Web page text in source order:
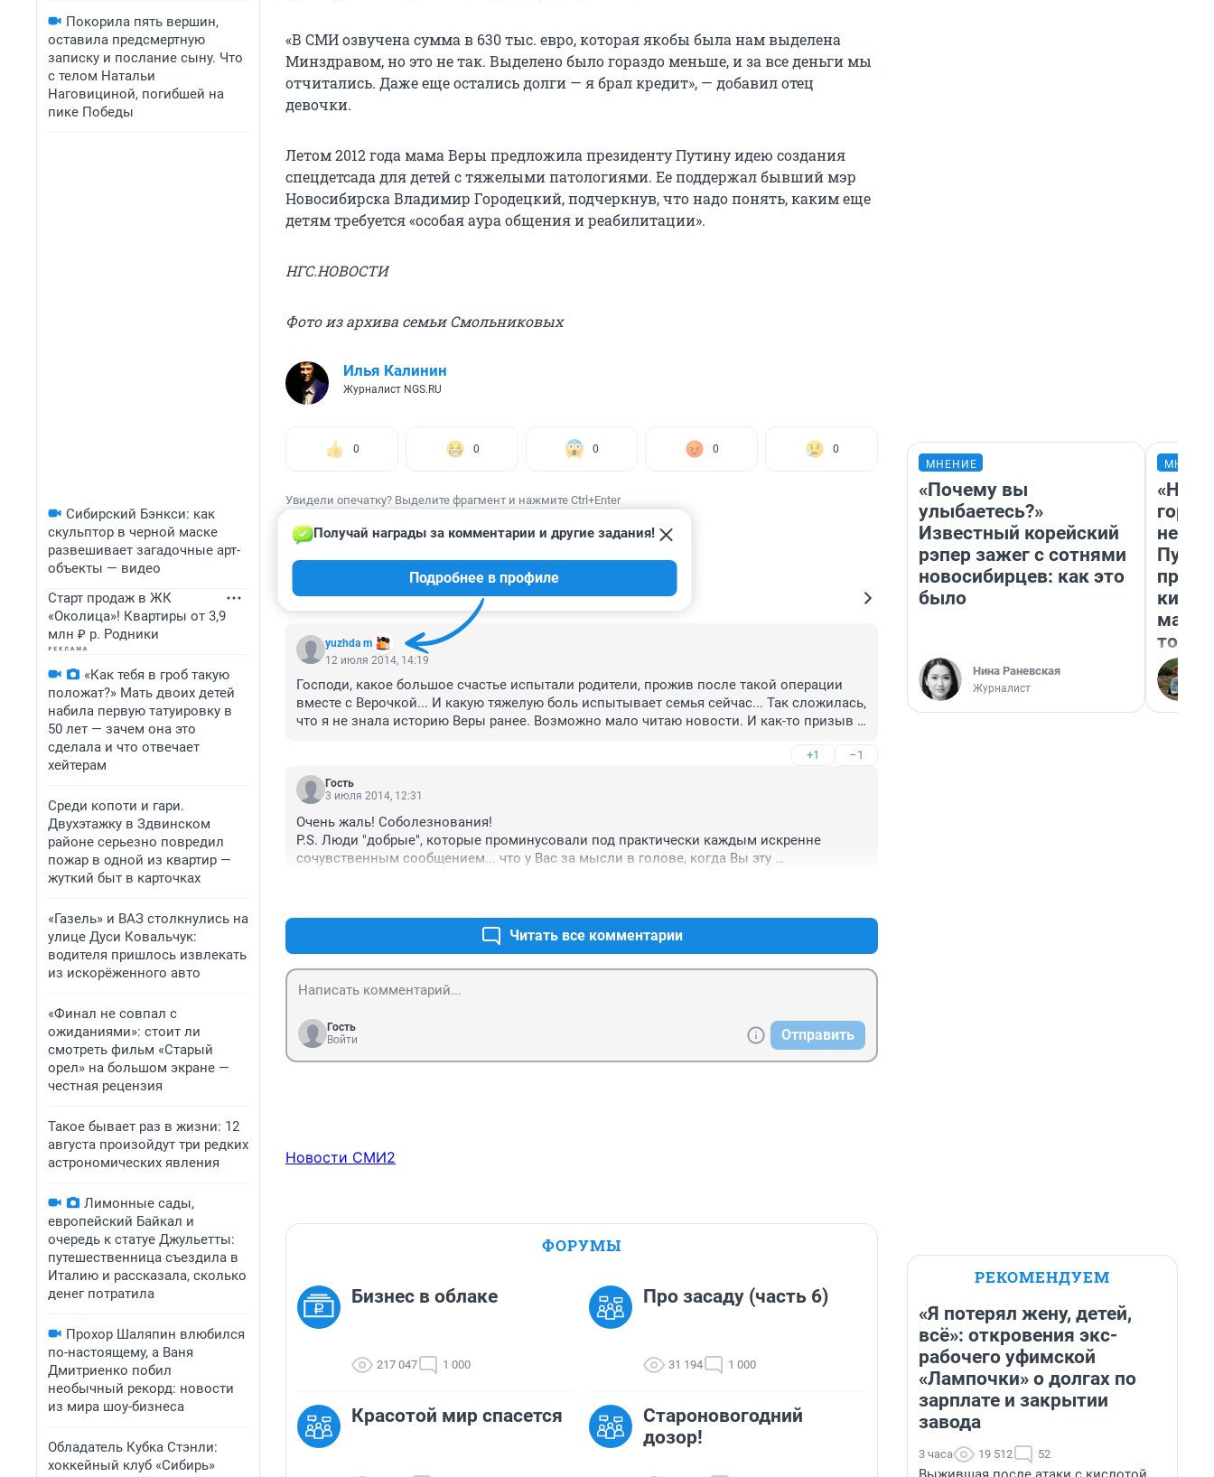
Покорила пять вершин,
оставила предсмертную
записку и послание сыну. Что
с телом Натальи
Наговициной, погибшей на
пике Победы
Сибирский Бэнкси: как
скульптор в черной маске
развешивает загадочные арт-
объекты — видео
Старт продаж в ЖК
«Околица»! Квартиры от 3,9
млн ₽ р. Родники
«Как тебя в гроб такую
положат?» Мать двоих детей
набила первую татуировку в
50 лет — зачем она это
сделала и что отвечает
хейтерам
Среди копоти и гари.
Двухэтажку в Здвинском
районе серьезно повредил
пожар в одной из квартир —
жуткий быт в карточках
«Газель» и ВАЗ столкнулись на
улице Дуси Ковальчук:
водителя пришлось извлекать
из искорёженного авто
«Финал не совпал с
ожиданиями»: стоит ли
смотреть фильм «Старый
орел» на большом экране —
честная рецензия
Такое бывает раз в жизни: 12
августа произойдут три редких
астрономических явления
Лимонные сады,
европейский Байкал и
очередь к статуе Джульетты:
путешественница съездила в
Италию и рассказала, сколько
денег потратила
Прохор Шаляпин влюбился
по-настоящему, а Ваня
Дмитриенко побил
необычный рекорд: новости
из мира шоу-бизнеса
Обладатель Кубка Стэнли:
хоккейный клуб «Сибирь»
«В СМИ озвучена сумма в 630 тыс. евро, которая якобы была нам выделена
Минздравом, но это не так. Выделено было гораздо меньше, и за все деньги мы
отчитались. Даже еще остались долги — я брал кредит», — добавил отец
девочки.
Летом 2012 года мама Веры предложила президенту Путину идею создания
спецдетсада для детей с тяжелыми патологиями. Ее поддержал бывший мэр
Новосибирска Владимир Городецкий, подчеркнув, что надо понять, каким еще
детям требуется «особая аура общения и реабилитации».
НГС.НОВОСТИ
Фото из архива семьи Смольниковых
Илья Калинин
Журналист NGS.RU
0 0 0 0 0
Увидели опечатку? Выделите фрагмент и нажмите Ctrl+Enter
КОММЕНТАРИИ 84
yuzhda m
Получай награды за комментарии и другие задания!
Подробнее в профиле
12 июля 2014, 14:19
Господи, какое большое счастье испытали родители, прожив после такой операции
вместе с Верочкой... И какую тяжелую боль испытывает семья сейчас... Так сложилась,
что я не знала историю Веры ранее. Возможно мало читаю новости. И как-то призыв о
судьбой Верочки сейчас, когда ее нет среди людей. Я преклоняюсь перед родителями
Веры, перед старшей сестрой Верочки, перед самой ВЕРОЙ за силу и желание жить и
делать все ради жизни. Имя такое дано родителями ВЕРЕ неслучайно. В моем лично
Терпения родителям. Вера живет, наверняка, в сердцах многих людей сейчас. Очень
тяжело осмыслить утрату мне, человеку только сегодня познакомившемуся с этой
милой девочкой с очень умными глазами, и только сейчас узнав ее судьбу. Но, маме и
я сострадаю вмести с вами. Очень поддерживаю идею благого дела по созданию
специализированного садика. Только знать бы, как можно простым людям помочь в
этом деле...
+1 –1
Гость
3 июля 2014, 12:31
Очень жаль! Соболезнования!
P.S. Люди "добрые", которые проминусовали под практически каждым искренне
сочувственным сообщением... что у Вас за мысли в голове, когда Вы эту
Читать все комментарии
Гость
Войти
Отправить
Новости СМИ2
ФОРУМЫ
Бизнес в облаке
217 047 1 000
Про засаду (часть 6)
31 194 1 000
Красотой мир спасется
Староновогодний
дозор!
МНЕНИЕ
«Почему вы
улыбаетесь?»
Известный корейский
рэпер зажег с сотнями
новосибирцев: как это
было
Нина Раневская
Журналист
«Нет
того
РЕКОМЕНДУЕМ
«Я потерял жену, детей,
всё»: откровения экс-
рабочего уфимской
«Лампочки» о долгах по
зарплате и закрытии
завода
3 часа 19 512 52